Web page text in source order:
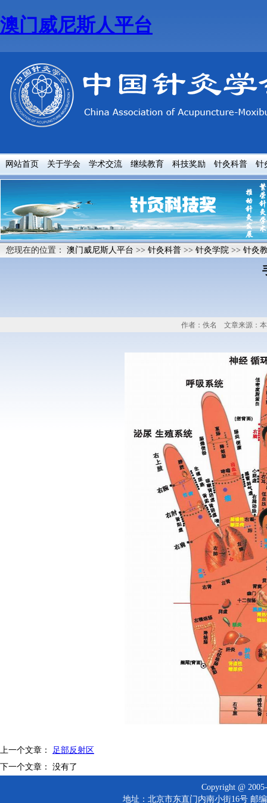
澳门威尼斯人平台
网站首页 关于学会 学术交流 继续教育 科技奖励 针灸科普 针
您现在的位置： 澳门威尼斯人平台 >> 针灸科普 >> 针灸学院 >> 针灸
作者：佚名 文章来源：
上一个文章：
足部反射区
下一个文章： 没有了
Copyright @
地址：北京市东直门内南小街16号 邮